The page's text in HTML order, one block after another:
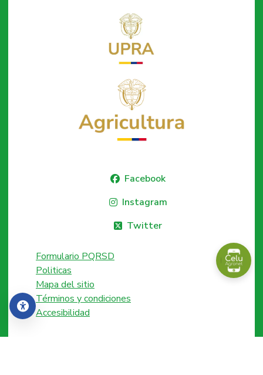
Accesibilidad
Facebook
Instagram
Twitter
Formulario PQRSD
Politicas
Mapa del sitio
Términos y condiciones
Accesibilidad